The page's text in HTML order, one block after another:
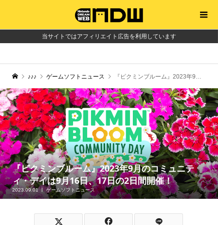
当サイトではアフィリエイト広告を利用しています
♪♪♪ ゲームソフトニュース 『ピクミンブルーム』2023年9月のコミュニティ・デイは9月16日、17日の2日間開催！
『ピクミンブルーム』2023年9月のコミュニテ
ィ・デイは9月16日、17日の2日間開催！
2023.09.01 ゲームソフトニュース